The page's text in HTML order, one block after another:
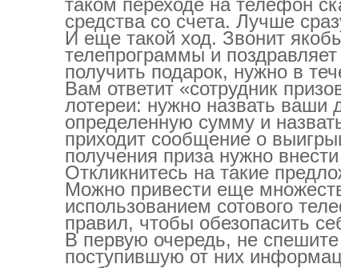
таком переходе на телефон
средства со счета. Лучше
И еще такой ход. Звонит
телепрограммы и
получить подарок, нужно в
Вам ответит «сотрудник
лотереи: нужно назвать ваши
определенную сумму и
приходит сообщение о
получения приза нужно
Откликнитесь на такие
Можно привести еще
использованием сотового
правил, чтобы обезопасить
В первую очередь, не
поступившую от них